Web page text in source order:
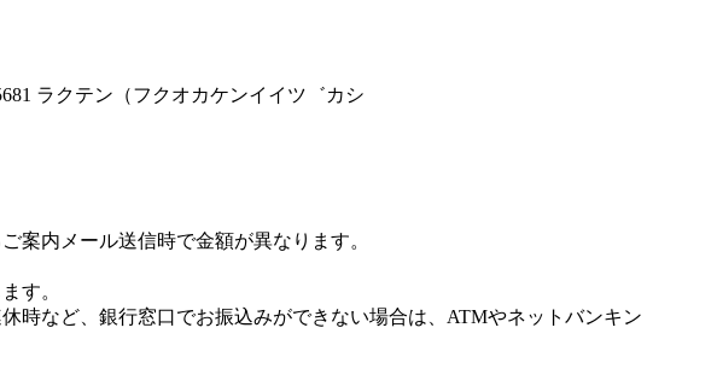
ラクテン（フクオカケンイイツ゛カシ
案内メール送信時で金額が異なります。
す。
時など、銀行窓口でお振込みができない場合は、ATMやネットバンキン